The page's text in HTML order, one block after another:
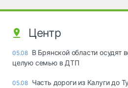
Центр
05.08 В Брянской области осудят
целую семью в ДТП
05.08 Часть дороги из Калуги до